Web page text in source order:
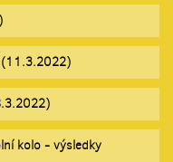
(11.3.2022)
kolo - výsledky